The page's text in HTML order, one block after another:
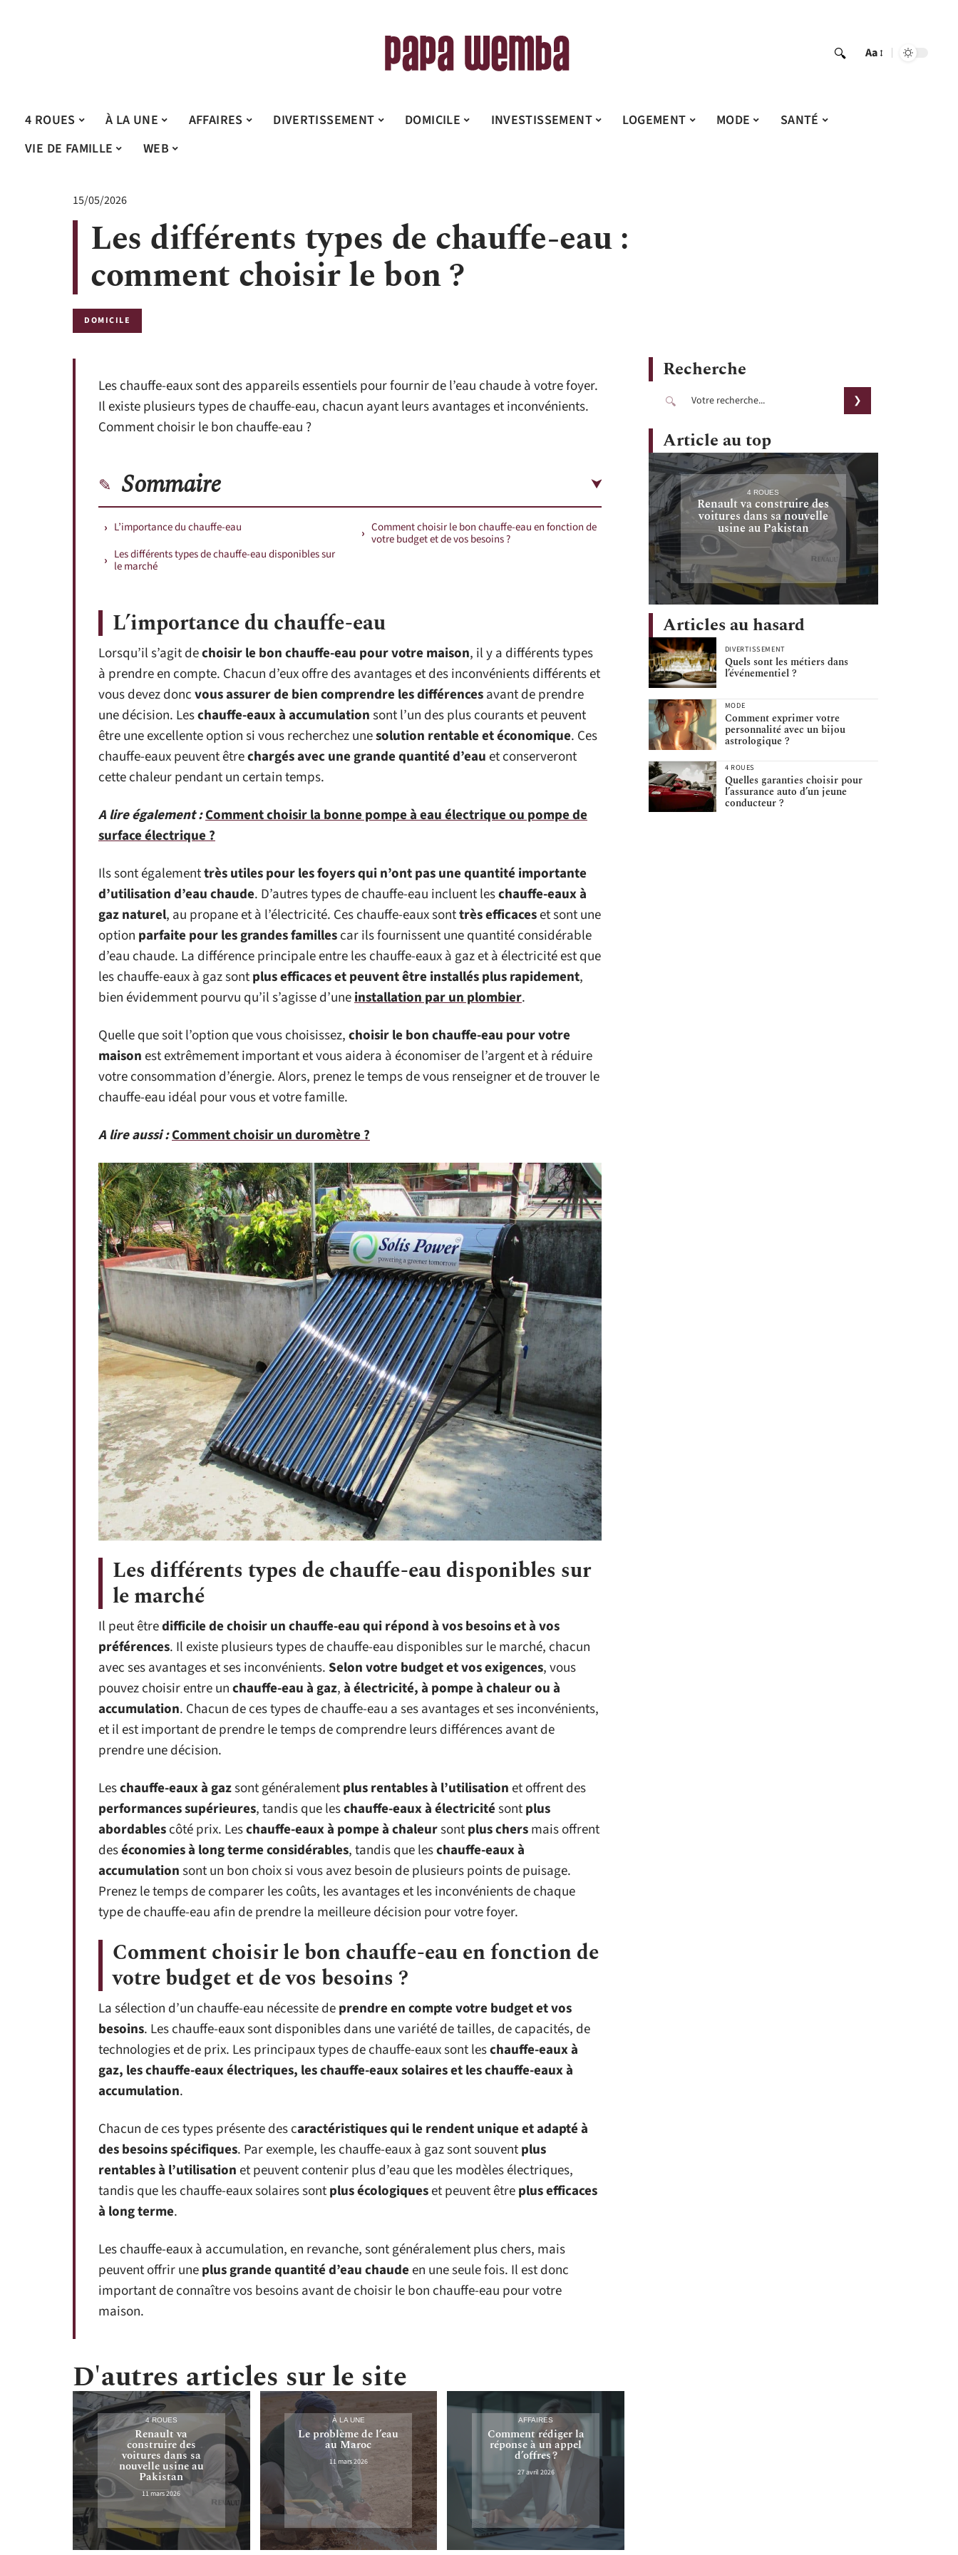
Aa
4 ROUES À LA UNE AFFAIRES DIVERTISSEMENT DOMICILE INVESTISSEMENT LOGEMENT MODE
SANTÉ
VIE DE FAMILLE
WEB
15/05/2026
Les différents types de chauffe-eau :
comment choisir le bon ?
DOMICILE
Les chauffe-eaux sont des appareils essentiels pour fournir de l’eau chaude à votre foyer.
Il existe plusieurs types de chauffe-eau, chacun ayant leurs avantages et inconvénients.
Comment choisir le bon chauffe-eau ?
Sommaire
L’importance du chauffe-eau
Les différents types de chauffe-eau disponibles sur
le marché
Comment choisir le bon chauffe-eau en fonction de
votre budget et de vos besoins ?
L’importance du chauffe-eau
Lorsqu’il s’agit dechoisir le bon chauffe-eau pour votre maison, il y a différents types
à prendre en compte. Chacun d’eux offre des avantages et des inconvénients différents et
vous devez doncvous assurer de bien comprendre les différencesavant de prendre
une décision. Leschauffe-eaux à accumulationsont l’un des plus courants et peuvent
être une excellente option si vous recherchez unesolution rentable et économique. Ces
chauffe-eaux peuvent êtrechargés avec une grande quantité d’eauet conserveront
cette chaleur pendant un certain temps.
A lire également :Comment choisir la bonne pompe à eau électrique ou pompe de
surface électrique ?
Ils sont égalementtrès utiles pour les foyers qui n’ont pas une quantité importante
d’utilisation d’eau chaude. D’autres types de chauffe-eau incluent leschauffe-eaux à
gaz naturel, au propane et à l’électricité. Ces chauffe-eaux sonttrès efficaceset sont une
option parfaite pour les grandes famillescar ils fournissent une quantité considérable
d’eau chaude. La différence principale entre les chauffe-eaux à gaz et à électricité est que
les chauffe-eaux à gaz sontplus efficaces et peuvent être installés plus rapidement,
bien évidemment pourvu qu’il s’agisse d’uneinstallation par un plombier.
Quelle que soit l’option que vous choisissez,choisir le bon chauffe-eau pour votre
maisonest extrêmement important et vous aidera à économiser de l’argent et à réduire
votre consommation d’énergie. Alors, prenez le temps de vous renseigner et de trouver le
chauffe-eau idéal pour vous et votre famille.
A lire aussi :Comment choisir un duromètre ?
Les différents types de chauffe-eau disponibles sur
le marché
Il peut êtredifficile de choisir un chauffe-eau qui répond à vos besoins et à vos
préférences. Il existe plusieurs types de chauffe-eau disponibles sur le marché, chacun
avec ses avantages et ses inconvénients.Selon votre budget et vos exigences, vous
pouvez choisir entre unchauffe-eau à gaz,à électricité, à pompe à chaleur ou à
accumulation. Chacun de ces types de chauffe-eau a ses avantages et ses inconvénients,
et il est important de prendre le temps de comprendre leurs différences avant de
prendre une décision.
Leschauffe-eaux à gazsont généralementplus rentables à l’utilisationet offrent des
performances supérieures, tandis que leschauffe-eaux à électricitésontplus
abordablescôté prix. Leschauffe-eaux à pompe à chaleursontplus chersmais offrent
deséconomies à long terme considérables, tandis que leschauffe-eaux à
accumulationsont un bon choix si vous avez besoin de plusieurs points de puisage.
Prenez le temps de comparer les coûts, les avantages et les inconvénients de chaque
type de chauffe-eau afin de prendre la meilleure décision pour votre foyer.
Comment choisir le bon chauffe-eau en fonction de
votre budget et de vos besoins ?
La sélection d’un chauffe-eau nécessite deprendre en compte votre budget et vos
besoins. Les chauffe-eaux sont disponibles dans une variété de tailles, de capacités, de
technologies et de prix. Les principaux types de chauffe-eaux sont leschauffe-eaux à
gaz, les chauffe-eaux électriques, les chauffe-eaux solaires et les chauffe-eaux à
accumulation.
Chacun de ces types présente des caractéristiques qui le rendent unique et adapté à
des besoins spécifiques. Par exemple, les chauffe-eaux à gaz sont souventplus
rentables à l’utilisationet peuvent contenir plus d’eau que les modèles électriques,
tandis que les chauffe-eaux solaires sontplus écologiqueset peuvent êtreplus efficaces
à long terme.
Les chauffe-eaux à accumulation, en revanche, sont généralement plus chers, mais
peuvent offrir uneplus grande quantité d’eau chaudeen une seule fois. Il est donc
important de connaître vos besoins avant de choisir le bon chauffe-eau pour votre
maison.
D'autres articles sur le site
4 ROUES
Renault va
construire des
voitures dans sa
nouvelle usine au
Pakistan
11 mars 2026
À LA UNE
Le problème de l’eau
au Maroc
11 mars 2026
AFFAIRES
Comment rédiger la
réponse à un appel
d’offres ?
27 avril 2026
Recherche
Article au top
4 ROUES
Renault va construire des
voitures dans sa nouvelle
usine au Pakistan
Articles au hasard
DIVERTISSEMENT
Quels sont les métiers dans
l’événementiel ?
MODE
Comment exprimer votre
personnalité avec un bijou
astrologique ?
4 ROUES
Quelles garanties choisir pour
l’assurance auto d’un jeune
conducteur ?